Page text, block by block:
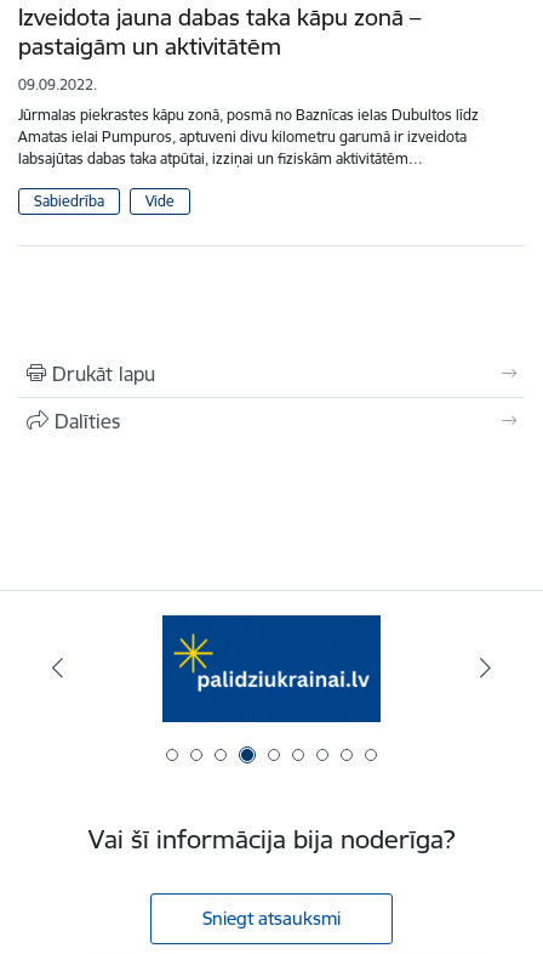
Izveidota jauna dabas taka kāpu zonā –
pastaigām un aktivitātēm
09.09.2022.
Jūrmalas piekrastes kāpu zonā, posmā no Baznīcas ielas Dubultos līdz
Amatas ielai Pumpuros, aptuveni divu kilometru garumā ir izveidota
labsajūtas dabas taka atpūtai, izziņai un fiziskām aktivitātēm…
Sabiedrība Vide
Drukāt lapu
Dalīties
Vai šī informācija bija noderīga?
Sniegt atsauksmi